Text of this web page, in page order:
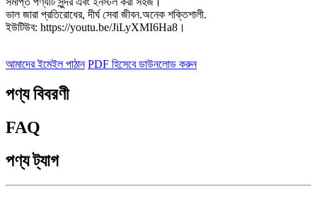
ভাল জারা প্রতিরোধের, দীর্ঘ সেবা জীবন.অনেক শক্তিশালী.
ইউটিউব: https://youtu.be/JiLyXMI6Ha8।
আমাদের ইমেইল পাঠান PDF হিসেবে ডাউনলোড করুন
পণ্য বিবরণী
FAQ
পণ্য ট্যাগ